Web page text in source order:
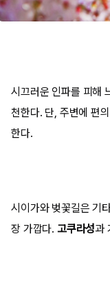
시끄러운 인파를 피해
천한다. 단, 주변에 편
한다.
시이가와 벚꽃길은 기
장 가깝다. 고쿠라성과